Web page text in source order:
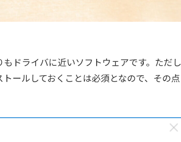
ドライバに近いソフトウェアです。ただし
ールしておくことは必須となので、その点